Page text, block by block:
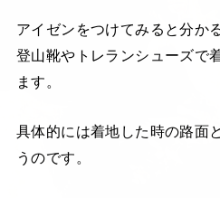
アイゼンをつけてみると分か
登山靴やトレランシューズで
ます。
具体的には着地した時の路面
うのです。